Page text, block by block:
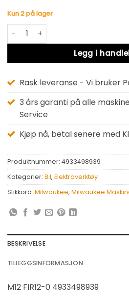
Kun 2 på lager
Milwaukee M12 FIR12-0
Legg i
Alternative:
Rask leveranse - Vi bruker
3 års garanti på alle
Service
Kjøp nå, betal senere med
Produktnummer: 4933498939
Kategorier: Bil, Elektroverktøy
Stikkord: Milwaukee, Milwaukee
BESKRIVELSE
TILLEGGSINFORMASJON
M12 FIR12-0 4933498939